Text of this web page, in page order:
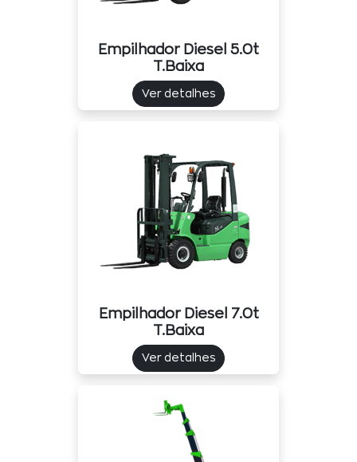
Empilhador Diesel 5.0t
T.baixa
Ver detalhes
Empilhador Diesel 7.0t
T.baixa
Ver detalhes